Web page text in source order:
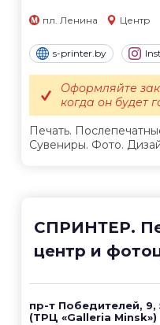
пл. Ленина Центр
s-printer.by
Печать.
Сувениры. Фото.
Оформляйте
когда он будет
СПРИНТЕР.
центр и
пр-т Победителей, 9,
(ТРЦ «Galleria Minsk»)